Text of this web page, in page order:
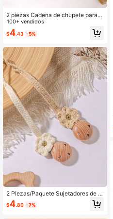
2 piezas Cadena de chupete para b
ebé, Clip de chupete con estampad
o de moda y Clip de chupete de ma
dera de 3 agujeros, Adecuado para
100+ vendidos
$4.43 -5%
2 Piezas/Paquete Sujetadores de C
hupete con Banda Elástica | Clips d
e Cadena para Chupete de Bebé | S
$4.80 -7%